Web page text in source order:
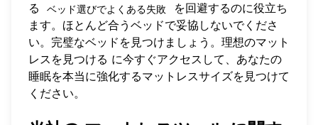
る
ベッド選びでよくある失敗
を回避するのに役立ち
ます。ほとんど合うベッドで妥協しないでくださ
い。完璧なベッドを見つけましょう。 理想のマット
レスを見つける に今すぐアクセスして、あなたの
睡眠を本当に強化するマットレスサイズを見つけて
ください。